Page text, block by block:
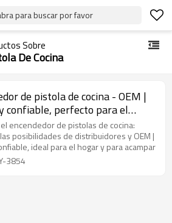
para buscar por favor
Sobre
De Cocina
de pistola de cocina - OEM |
confiable, perfecto para el
acampar
encendedor de pistolas de cocina:
posibilidades de distribuidores y OEM |
ideal para el hogar y para acampar
3854